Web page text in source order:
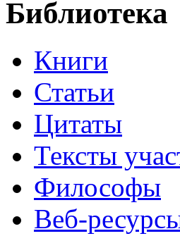
Библиотека
Книги
Статьи
Цитаты
Тексты
Философы
Веб-